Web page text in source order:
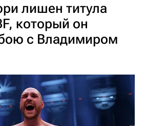
лишен титула
который он
с Владимиром